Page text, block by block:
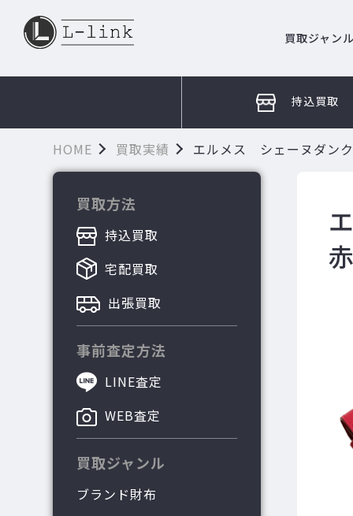
買取ジャン
持込買取
HOME 買取実績 エルメス シェーヌダン
買取方法
持込買取
宅配買取
出張買取
事前査定方法
LINE査定
WEB査定
買取ジャンル
ブランド財布